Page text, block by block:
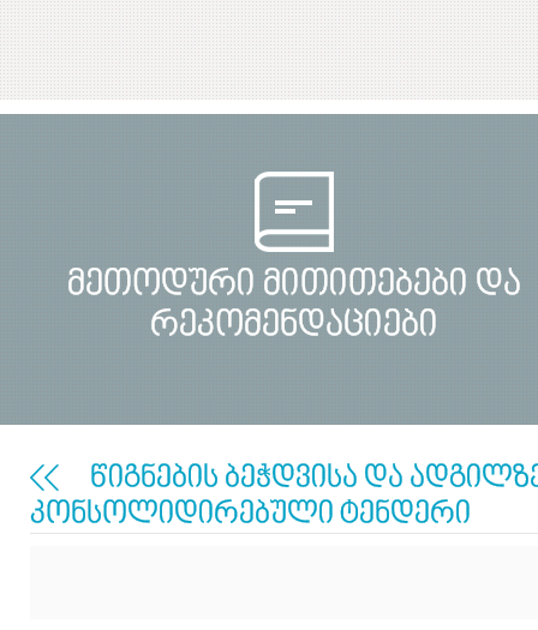
მეთოდური მითითებები და
რეკომენდაციები
წიგნების ბეჭდვისა და
კონსოლიდირებული ტენდერი